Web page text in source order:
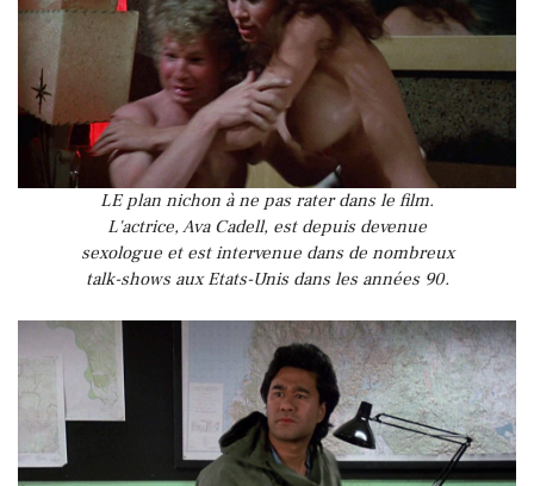
LE plan nichon à ne pas rater dans le film.
L'actrice, Ava Cadell, est depuis devenue
sexologue et est intervenue dans de nombreux
talk-shows aux Etats-Unis dans les années 90.